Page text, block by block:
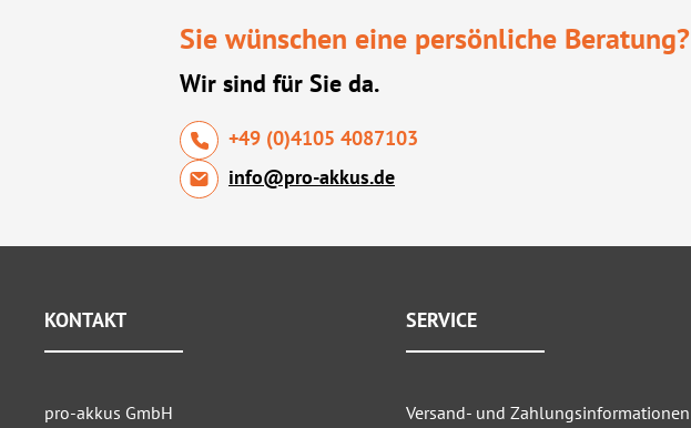
Sie wünschen eine persönliche Beratung?
Wir sind für Sie da.
+49 (0)4105 4087103
info@pro-akkus.de
KONTAKT
pro-akkus GmbH
SERVICE
Versand- und Zahlungsinformationen